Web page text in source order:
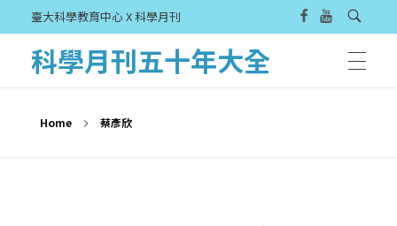
臺大科學教育中心 X 科學月刊
科學月刊五十年大全
Home 蔡彥欣